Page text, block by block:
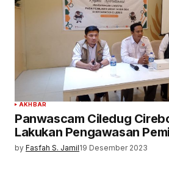
AKHBAR
Panwascam Ciledug
Lakukan Pengawasan
by Fasfah S. Jamil19 Desember 2023